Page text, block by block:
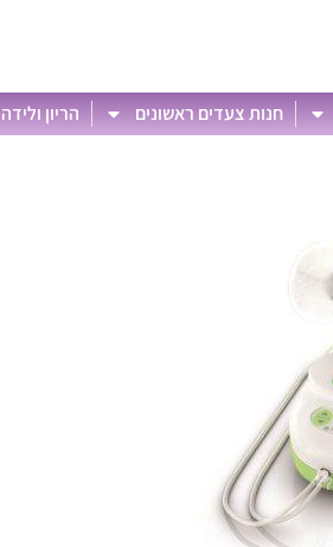
חנות צעדים ראשונים הריון ולידה